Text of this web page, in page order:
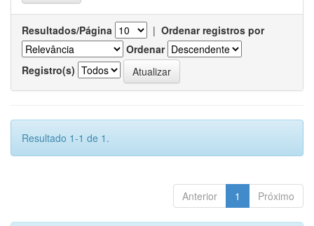
Resultados/Página | Ordenar registros por
Ordenar
Registro(s)
Resultado 1-1 de 1.
Anterior 1 Próximo